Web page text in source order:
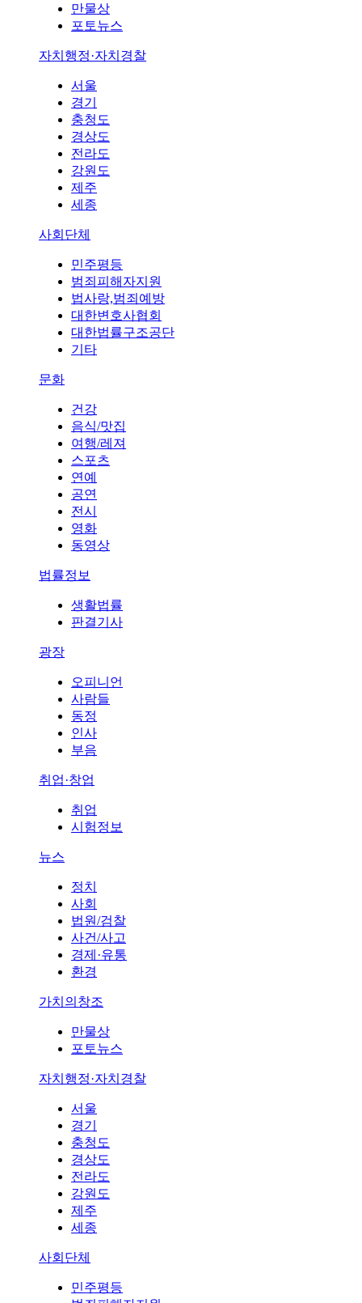
만물상
포토뉴스
자치행정·자치경찰
서울
경기
충청도
경상도
전라도
강원도
제주
세종
사회단체
민주평등
범죄피해자지원
법사랑,범죄예방
대한변호사협회
대한법률구조공단
기타
문화
건강
음식/맛집
여행/레져
스포츠
연예
공연
전시
영화
동영상
법률정보
생활법률
판결기사
광장
오피니언
사람들
동정
인사
부음
취업·창업
취업
시험정보
뉴스
정치
사회
법원/검찰
사건/사고
경제·유통
환경
가치의창조
만물상
포토뉴스
자치행정·자치경찰
서울
경기
충청도
경상도
전라도
강원도
제주
세종
사회단체
민주평등